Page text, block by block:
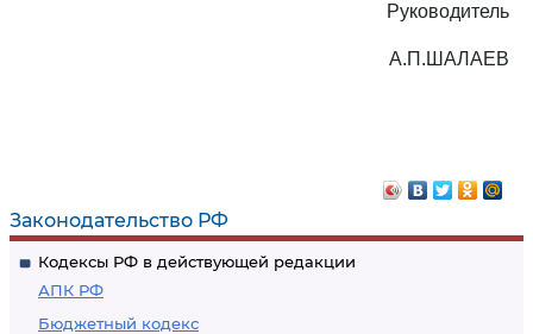
Законодательство РФ
Кодексы РФ в действующей редакции
АПК РФ
Бюджетный кодекс
Руководитель
А.П.ШАЛАЕВ